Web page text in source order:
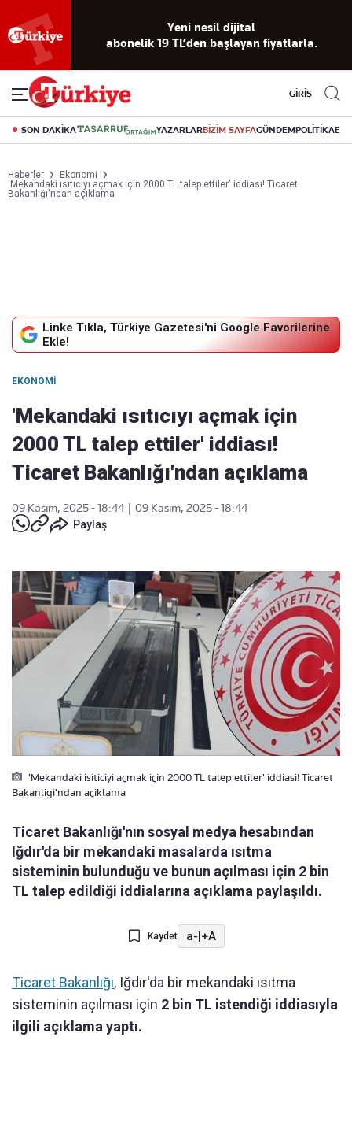
Yeni nesil dijital
abonelik 19 TL’den başlayan fiyatlarla.
GİRİŞ
SON DAKİKA YAZARLARBİZİM SAYFAGÜNDEMPOLİTİKA
Haberler
Ekonomi
'Mekandaki ısıtıcıyı açmak için 2000 TL talep ettiler' iddiası! Ticaret
Bakanlığı'ndan açıklama
Linke Tıkla, Türkiye Gazetesi'ni Google Favorilerine
Ekle!
EKONOMI
'Mekandaki ısıtıcıyı açmak için
2000 TL talep ettiler' iddiası!
Ticaret Bakanlığı'ndan açıklama
09 Kasım, 2025 - 18:44
09 Kasım, 2025 - 18:44
Paylaş
'Mekandaki isiticiyi açmak için 2000 TL talep ettiler' iddiasi! Ticaret
Bakanligi'ndan açiklama
Ticaret Bakanlığı'nın sosyal medya hesabından
Iğdır'da bir mekandaki masalarda ısıtma
sisteminin bulunduğu ve bunun açılması için 2 bin
TL talep edildiği iddialarına açıklama paylaşıldı.
Kaydet a-|+A
Ticaret Bakanlığı, Iğdır'da bir mekandaki ısıtma
sisteminin açılması için 2 bin TL istendiği iddiasıyla
ilgili açıklama yaptı.